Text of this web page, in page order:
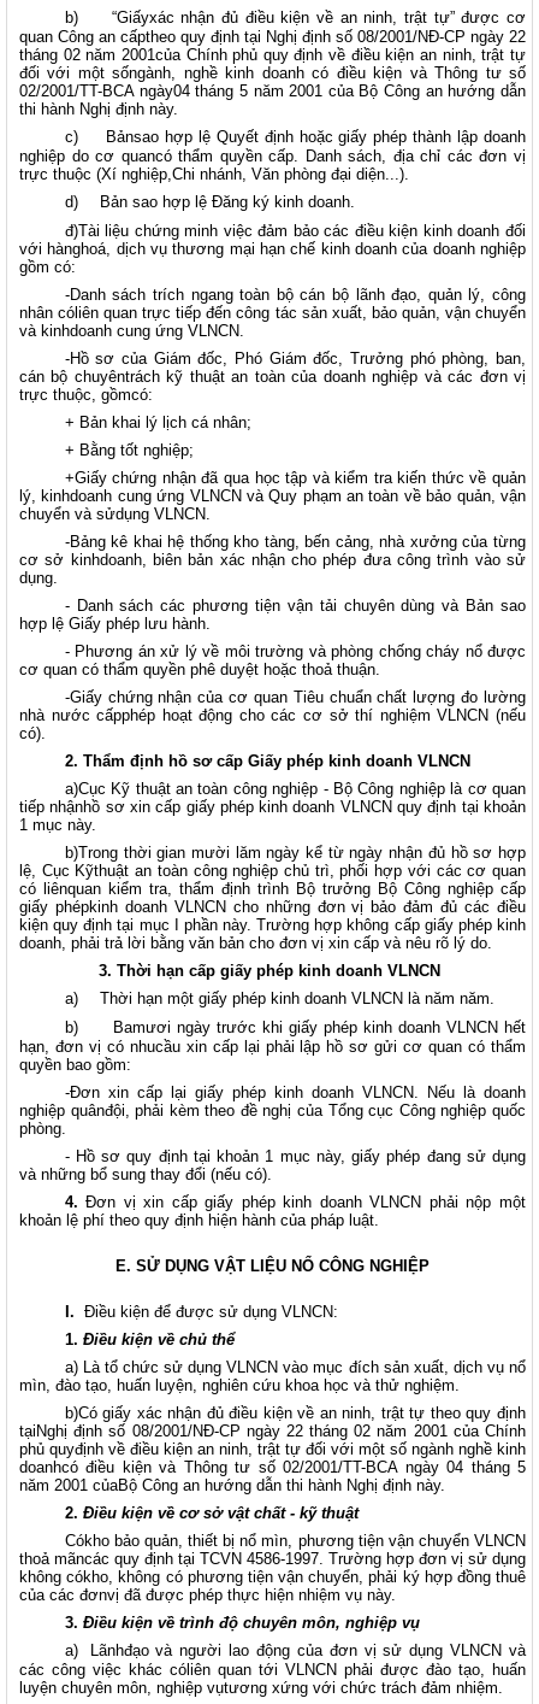
b)
“Giấyxác nhận đủ điều kiện về an ninh, trật tự” được cơ
quan Công an cấptheo quy định tại Nghị định số 08/2001/NĐ-CP ngày 22
tháng 02 năm 2001của Chính phủ quy định về điều kiện an ninh, trật tự
đối với một sốngành, nghề kinh doanh có điều kiện và Thông tư số
02/2001/TT-BCA ngày04 tháng 5 năm 2001 của Bộ Công an hướng dẫn
thi hành Nghị định này.
c)
Bảnsao hợp lệ Quyết định hoặc giấy phép thành lập doanh
nghiệp do cơ quancó thẩm quyền cấp. Danh sách, địa chỉ các đơn vị
trực thuộc (Xí nghiệp,Chi nhánh, Văn phòng đại diện...).
d)
Bản sao hợp lệ Đăng ký kinh doanh.
đ)Tài liệu chứng minh việc đảm bảo các điều kiện kinh doanh đối
với hànghoá, dịch vụ thương mại hạn chế kinh doanh của doanh nghiệp
gồm có:
-Danh sách trích ngang toàn bộ cán bộ lãnh đạo, quản lý, công
nhân cóliên quan trực tiếp đến công tác sản xuất, bảo quản, vận chuyển
và kinhdoanh cung ứng VLNCN.
-Hồ sơ của Giám đốc, Phó Giám đốc, Trưởng phó phòng, ban,
cán bộ chuyêntrách kỹ thuật an toàn của doanh nghiệp và các đơn vị
trực thuộc, gồmcó:
+ Bản khai lý lịch cá nhân;
+ Bằng tốt nghiệp;
+Giấy chứng nhận đã qua học tập và kiểm tra kiến thức về quản
lý, kinhdoanh cung ứng VLNCN và Quy phạm an toàn về bảo quản, vận
chuyển và sửdụng VLNCN.
-Bảng kê khai hệ thống kho tàng, bến cảng, nhà xưởng của từng
cơ sở kinhdoanh, biên bản xác nhận cho phép đưa công trình vào sử
dụng.
- Danh sách các phương tiện vận tải chuyên dùng và Bản sao
hợp lệ Giấy phép lưu hành.
- Phương án xử lý về môi trường và phòng chống cháy nổ được
cơ quan có thẩm quyền phê duyệt hoặc thoả thuận.
-Giấy chứng nhận của cơ quan Tiêu chuẩn chất lượng đo lường
nhà nước cấpphép hoạt động cho các cơ sở thí nghiệm VLNCN (nếu
có).
2. Thẩm định hồ sơ cấp Giấy phép kinh doanh VLNCN
a)Cục Kỹ thuật an toàn công nghiệp - Bộ Công nghiệp là cơ quan
tiếp nhậnhồ sơ xin cấp giấy phép kinh doanh VLNCN quy định tại khoản
1 mục này.
b)Trong thời gian mười lăm ngày kể từ ngày nhận đủ hồ sơ hợp
lệ, Cục Kỹthuật an toàn công nghiệp chủ trì, phối hợp với các cơ quan
có liênquan kiểm tra, thẩm định trình Bộ trưởng Bộ Công nghiệp cấp
giấy phépkinh doanh VLNCN cho những đơn vị bảo đảm đủ các điều
kiện quy định tại mục I phần này. Trường hợp không cấp giấy phép kinh
doanh, phải trả lời bằng văn bản cho đơn vị xin cấp và nêu rõ lý do.
3. Thời hạn cấp giấy phép kinh doanh VLNCN
a)
Thời hạn một giấy phép kinh doanh VLNCN là năm năm.
b)
Bamươi ngày trước khi giấy phép kinh doanh VLNCN hết
hạn, đơn vị có nhucầu xin cấp lại phải lập hồ sơ gửi cơ quan có thẩm
quyền bao gồm:
-Đơn xin cấp lại giấy phép kinh doanh VLNCN. Nếu là doanh
nghiệp quânđội, phải kèm theo đề nghị của Tổng cục Công nghiệp quốc
phòng.
- Hồ sơ quy định tại khoản 1 mục này, giấy phép đang sử dụng
và những bổ sung thay đổi (nếu có).
4.Đơn vị xin cấp giấy phép kinh doanh VLNCN phải nộp một
khoản lệ phí theo quy định hiện hành của pháp luật.
E. SỬ DỤNG VẬT LIỆU NỔ CÔNG NGHIỆP
I. Điều kiện để được sử dụng VLNCN:
1. Điều kiện về chủ thể
a) Là tổ chức sử dụng VLNCN vào mục đích sản xuất, dịch vụ nổ
mìn, đào tạo, huấn luyện, nghiên cứu khoa học và thử nghiệm.
b)Có giấy xác nhận đủ điều kiện về an ninh, trật tự theo quy định
tạiNghị định số 08/2001/NĐ-CP ngày 22 tháng 02 năm 2001 của Chính
phủ quyđịnh về điều kiện an ninh, trật tự đối với một số ngành nghề kinh
doanhcó điều kiện và Thông tư số 02/2001/TT-BCA ngày 04 tháng 5
năm 2001 củaBộ Công an hướng dẫn thi hành Nghị định này.
2. Điều kiện về cơ sở vật chất - kỹ thuật
Cókho bảo quản, thiết bị nổ mìn, phương tiện vận chuyển VLNCN
thoả mãncác quy định tại TCVN 4586-1997. Trường hợp đơn vị sử dụng
không cókho, không có phương tiện vận chuyển, phải ký hợp đồng thuê
của các đơnvị đã được phép thực hiện nhiệm vụ này.
3. Điều kiện về trình độ chuyên môn, nghiệp vụ
a)
Lãnhđạo và người lao động của đơn vị sử dụng VLNCN và
các công việc khác cóliên quan tới VLNCN phải được đào tạo, huấn
luyện chuyên môn, nghiệp vụtương xứng với chức trách đảm nhiệm.